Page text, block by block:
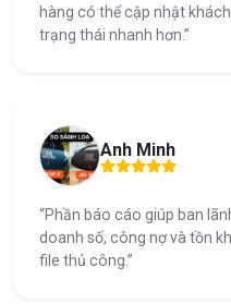
hàng có thể cập nhật
trạng thái nhanh hơn.”
Anh Minh
“Phần báo cáo giúp ban
doanh số, công nợ và tồn
file thủ công.”